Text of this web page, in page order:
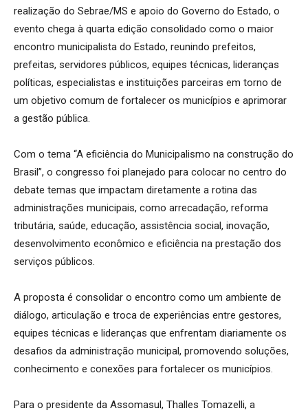
realização do Sebrae/MS e apoio do Governo do Estado, o
evento chega à quarta edição consolidado como o maior
encontro municipalista do Estado, reunindo prefeitos,
prefeitas, servidores públicos, equipes técnicas, lideranças
políticas, especialistas e instituições parceiras em torno de
um objetivo comum de fortalecer os municípios e aprimorar
a gestão pública.
Com o tema “A eficiência do Municipalismo na construção do
Brasil”, o congresso foi planejado para colocar no centro do
debate temas que impactam diretamente a rotina das
administrações municipais, como arrecadação, reforma
tributária, saúde, educação, assistência social, inovação,
desenvolvimento econômico e eficiência na prestação dos
serviços públicos.
A proposta é consolidar o encontro como um ambiente de
diálogo, articulação e troca de experiências entre gestores,
equipes técnicas e lideranças que enfrentam diariamente os
desafios da administração municipal, promovendo soluções,
conhecimento e conexões para fortalecer os municípios.
Para o presidente da Assomasul, Thalles Tomazelli, a